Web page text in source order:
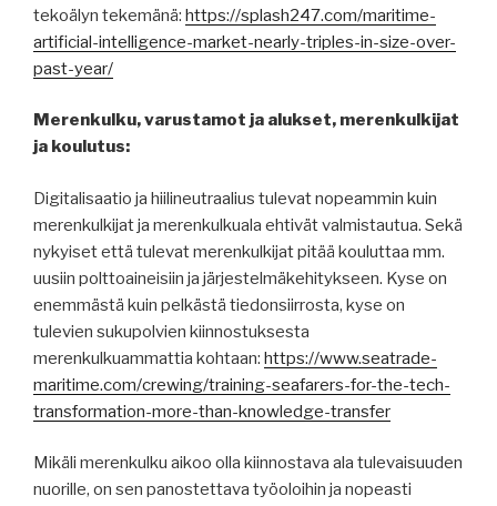
tekoälyn tekemänä: https://splash247.com/maritime-
artificial-intelligence-market-nearly-triples-in-size-over-
past-year/
Merenkulku, varustamot ja alukset, merenkulkijat
ja koulutus:
Digitalisaatio ja hiilineutraalius tulevat nopeammin kuin
merenkulkijat ja merenkulkuala ehtivät valmistautua. Sekä
nykyiset että tulevat merenkulkijat pitää kouluttaa mm.
uusiin polttoaineisiin ja järjestelmäkehitykseen. Kyse on
enemmästä kuin pelkästä tiedonsiirrosta, kyse on
tulevien sukupolvien kiinnostuksesta
merenkulkuammattia kohtaan: https://www.seatrade-
maritime.com/crewing/training-seafarers-for-the-tech-
transformation-more-than-knowledge-transfer
Mikäli merenkulku aikoo olla kiinnostava ala tulevaisuuden
nuorille, on sen panostettava työoloihin ja nopeasti